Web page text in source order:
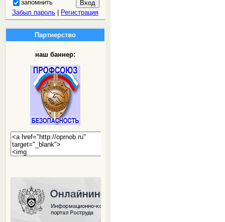
запомнить
Забыл пароль| Регистрация
Партнерство
наш баннер: